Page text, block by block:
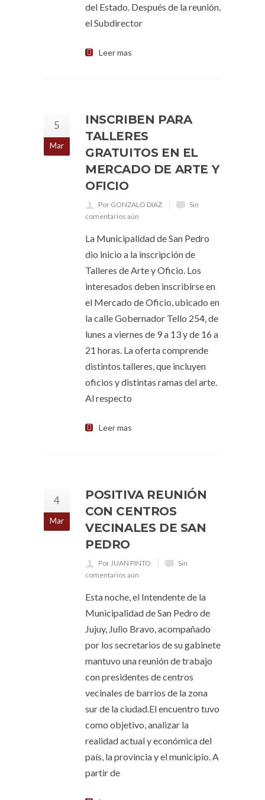
del Estado. Después de la reunión,
el Subdirector
Leer mas
5
Mar
INSCRIBEN PARA
TALLERES
GRATUITOS EN EL
MERCADO DE ARTE Y
OFICIO
Por GONZALO DIAZ
Sin
comentarios aún
La Municipalidad de San Pedro
dio inicio a la inscripción de
Talleres de Arte y Oficio. Los
interesados deben inscribirse en
el Mercado de Oficio, ubicado en
la calle Gobernador Tello 254, de
lunes a viernes de 9 a 13 y de 16 a
21 horas. La oferta comprende
distintos talleres, que incluyen
oficios y distintas ramas del arte.
Al respecto
Leer mas
4
Mar
POSITIVA REUNIÓN
CON CENTROS
VECINALES DE SAN
PEDRO
Por JUAN PINTO
Sin
comentarios aún
Esta noche, el Intendente de la
Municipalidad de San Pedro de
Jujuy, Julio Bravo, acompañado
por los secretarios de su gabinete
mantuvo una reunión de trabajo
con presidentes de centros
vecinales de barrios de la zona
sur de la ciudad.El encuentro tuvo
como objetivo, analizar la
realidad actual y económica del
país, la provincia y el municipio. A
partir de